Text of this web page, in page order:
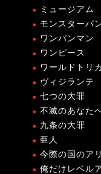
ミュージアム
モンスターバ
ワンパンマン
ワンピース
ワールドトリ
ヴィジランテ
七つの大罪
不滅のあなた
九条の大罪
亜人
今際の国のア
俺だけレベル